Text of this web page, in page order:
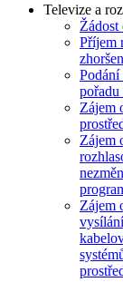
Televize a
Příjem
Podání
pořadu
Zájem
Zájem
Zájem